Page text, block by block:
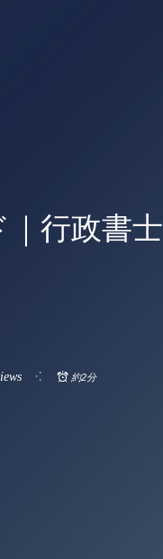
行政書
約2分